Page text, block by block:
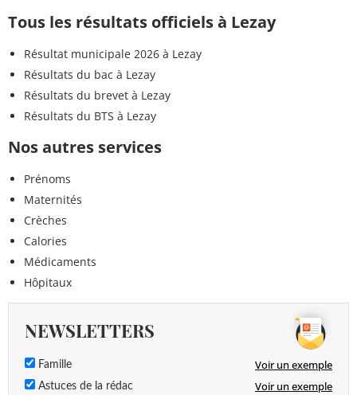
Tous les résultats officiels à Lezay
Résultat municipale 2026 à Lezay
Résultats du bac à Lezay
Résultats du brevet à Lezay
Résultats du BTS à Lezay
Nos autres services
Prénoms
Maternités
Crèches
Calories
Médicaments
Hôpitaux
NEWSLETTERS
Famille Voir un exemple
Astuces de la rédac Voir un exemple